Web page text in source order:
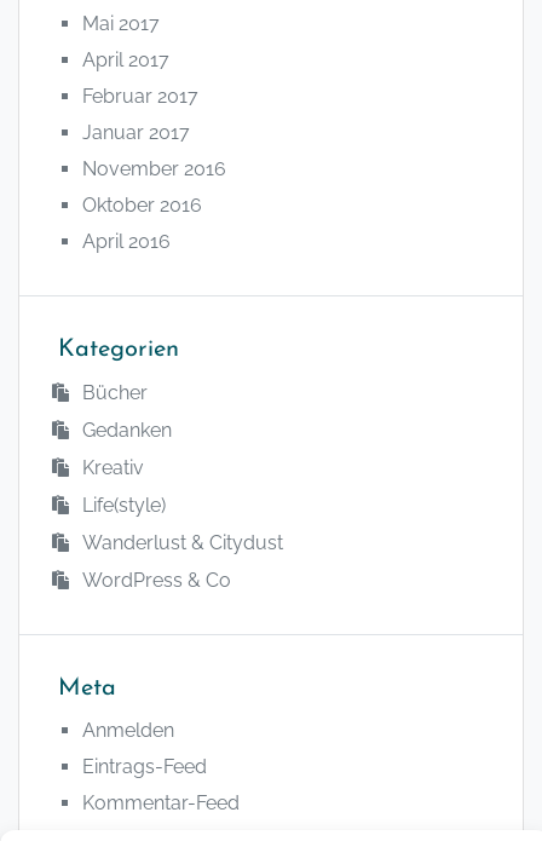
Mai 2017
April 2017
Februar 2017
Januar 2017
November 2016
Oktober 2016
April 2016
Kategorien
Bücher
Gedanken
Kreativ
Life(style)
Wanderlust & Citydust
WordPress & Co
Meta
Anmelden
Eintrags-Feed
Kommentar-Feed